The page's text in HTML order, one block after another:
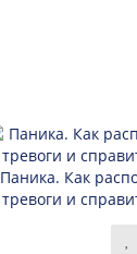
Паника. Как
тревоги и